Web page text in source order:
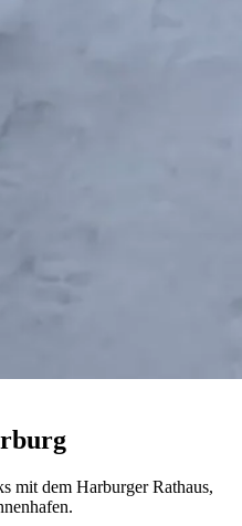
mit dem Harburger Rathaus,